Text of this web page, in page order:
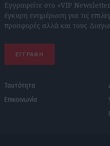
Εγγραφείτε στο «VIP
έγκυρη ενημέρωση για τις
προσφορές αλλά και τους
ΕΓΓΡΑΦΗ
Ταυτότητα
Επικοινωνία